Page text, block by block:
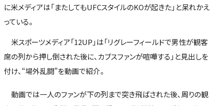
に米メディアは「またしてもUFCスタイルのKOが起きた」と呆れかえ
っている。
米スポーツメディア「12UP」は「リグレーフィールドで男性が観客
席の列から押し倒された後に、カブスファンが喧嘩する」と見出しを
付け、“場外乱闘”を動画で紹介。
動画では一人のファンが下の列まで突き飛ばされた後、周りの観